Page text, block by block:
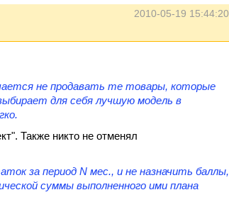
2010-05-19 15:44:20
не продавать те товары, которые
для себя лучшую модель в
Также никто не отменял
за период N мес., и не назначить баллы,
суммы выполненного ими плана